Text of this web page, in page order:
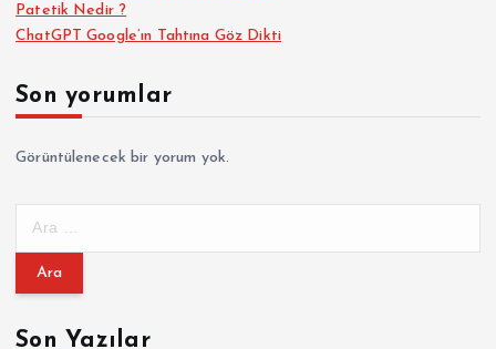
Patetik Nedir ?
ChatGPT Google’ın Tahtına Göz Dikti
Son yorumlar
Görüntülenecek bir yorum yok.
m
:Son Yazılar